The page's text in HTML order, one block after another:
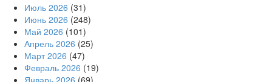
Июль 2026 (31)
Июнь 2026 (248)
Май 2026 (101)
Апрель 2026 (25)
Март 2026 (47)
Февраль 2026 (19)
Январь 2026 (69)